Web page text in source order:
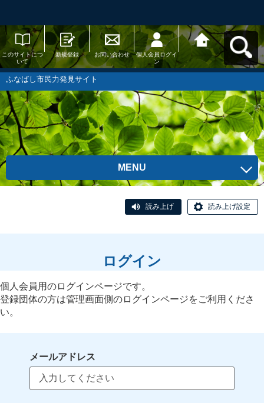
このサイトにつ
いて
新規登録 お問い合わせ
個人会員ログイ
ン
ふなばし市民力
発見サイトへ戻
る
ふなばし市民力発見サイト
MENU
読み上げ 読み上げ設定
ログイン
個人会員用のログインページです。
登録団体の方は管理画面側のログインページをご利用くださ
い。
メールアドレス